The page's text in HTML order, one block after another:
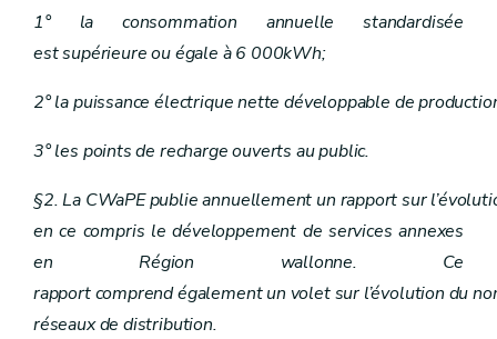
Chapitre VI Fournisseurs et intermédiaires
Art. 30
Art. 32
Chapitre VII Clients protégés
Chapitre VII Clients protégés
Chapitre VIII Obligations de service public
Art. 34
Art. 35
Chapitre VIII Obligations de service public
Art. 34
Art. 35
Chapitre IX Production d'électricité à partir de sources d'énergie renouvelables et de cogénération de qualité
1° la consommation annuelle standardisée
est supérieure ou égale à 6 000kWh;
2° la puissance électrique nette développable de
3° les points de recharge ouverts au public.
§2. La CWaPE publie annuellement un rapport sur
en ce compris le développement de services annexes
en Région wallonne. Ce
rapport comprend également un volet sur l’évolution du
réseaux de distribution.